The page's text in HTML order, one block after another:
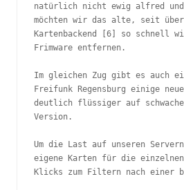
natürlich nicht ewig alfred und
möchten wir das alte, seit
Kartenbackend [6] so schnell
Frimware entfernen.
Im gleichen Zug gibt es auch
Freifunk Regensburg einige
deutlich flüssiger auf
Version.
Um die Last auf unseren
eigene Karten für die
Klicks zum Filtern nach einer